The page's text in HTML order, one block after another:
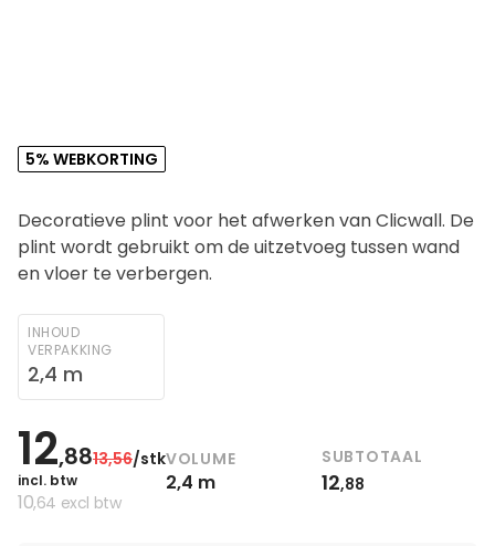
5% WEBKORTING
Decoratieve plint voor het afwerken van Clicwall. De
plint wordt gebruikt om de uitzetvoeg tussen wand
en vloer te verbergen.
INHOUD
VERPAKKING
2,4 m
12,8813,56/stk
incl. btw
10,64 excl btw
VOLUME
2,4 m
SUBTOTAAL
12,88